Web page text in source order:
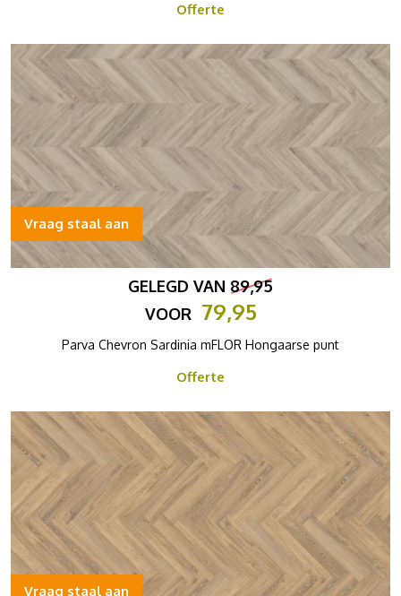
Offerte
GELEGD VAN 89,95
VOOR 79,95
Parva Chevron Sardinia mFLOR Hongaarse punt
Offerte
Vraag staal aan
Vraag staal aan